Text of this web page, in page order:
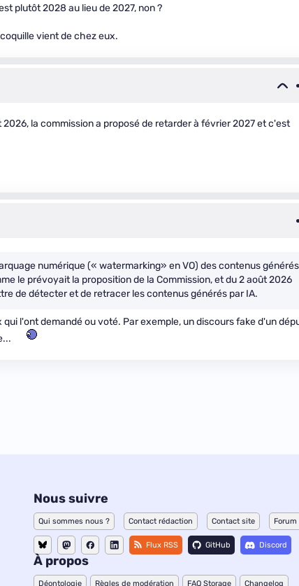
plutôt 2028 au lieu de 2027, non ?
vient de chez eux.
la commission a proposé de retarder à février 2027 et c'est
numérique (« watermarking» en VO) des contenus générés
le prévoyait la proposition de la Commission, et du 2 août 2026
de détecter et de retracer les contenus générés par IA.
l'ont demandé ou voté. Par exemple, un discours fake d'un
Nous suivre
Qui sommes nous ? Contact rédaction Contact site Forum
Flux RSS GitHub Discord
À propos
Déontologie Règles de modération FAQ Storage Changelog